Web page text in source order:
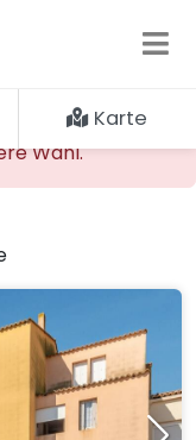
gefunden
Wahl.
Karte